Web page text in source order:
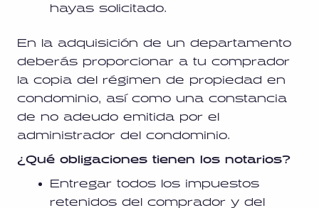
hayas solicitado.
En la adquisición de un departamento
deberás proporcionar a tu comprador
la copia del régimen de propiedad en
condominio, así como una constancia
de no adeudo emitida por el
administrador del condominio.
¿Qué obligaciones tienen los notarios?
Entregar todos los impuestos
retenidos del comprador y del